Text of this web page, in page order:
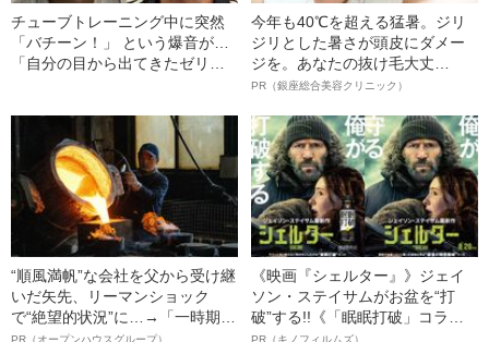
チューブトレーニング中に突然
「バチーン！」 という爆音が…
「自分の目から出てきたゼリー
レーした“サッカー選手”が視覚障
害を負った“恐怖の瞬間”を明かす
今年も40℃を超える猛暑。ジリ
ジリとした暑さが頭皮にダメー
ジを。あなたの抜け毛大丈
夫！？
PR（銀座総合美容クリニック）
“順風満帆”な会社を父から受け継
いだ矢先、リーマンショック
で“絶望的状況”に…→「一時期は
納品3年待ち」のヒット商品を生
PR（オープンハウスグループ）
《映画『シェルター』》ジェイ
ソン・ステイサムがお盆を“打
破”する!!《「眠眠打破」コラ
ボ》
PR（キノフィルムズ）